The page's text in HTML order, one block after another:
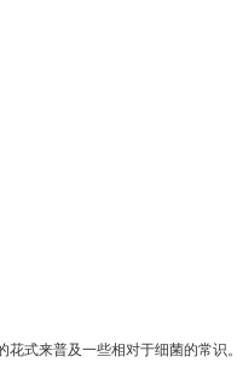
式来普及一些相对于细菌的常识。